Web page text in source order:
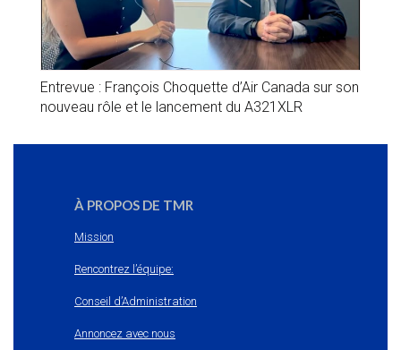
Entrevue : François Choquette d’Air Canada sur son
nouveau rôle et le lancement du A321XLR
À PROPOS DE TMR
Mission
Rencontrez l’équipe:
Conseil d’Administration
Annoncez avec nous